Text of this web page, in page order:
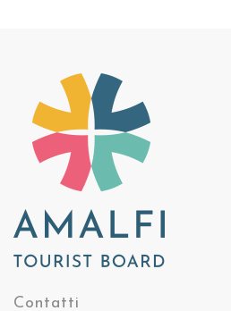
Contatti